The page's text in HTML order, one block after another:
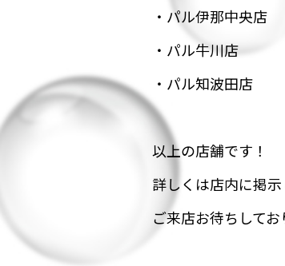
・パル伊那中央
・パル牛川店
・パル知波田店
以上の店舗です！
詳しくは店内に掲
ご来店お待ちしてお